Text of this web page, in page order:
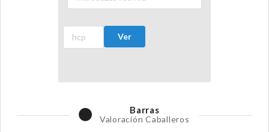
Ver
Barras
Valoración Caballeros